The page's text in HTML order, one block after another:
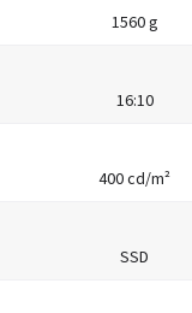
1560 g
16:10
400 cd/m²
SSD